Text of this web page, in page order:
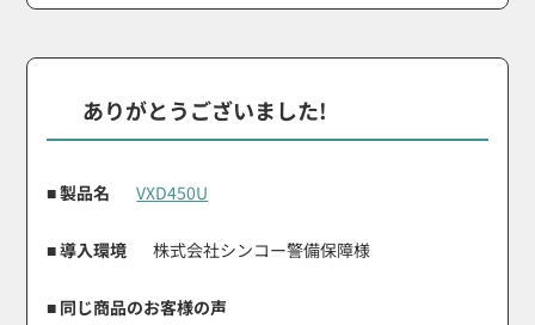
ありがとうございました!
■ 製品名 VXD450U
■ 導入環境 株式会社シンコー警備保障様
■ 同じ商品のお客様の声